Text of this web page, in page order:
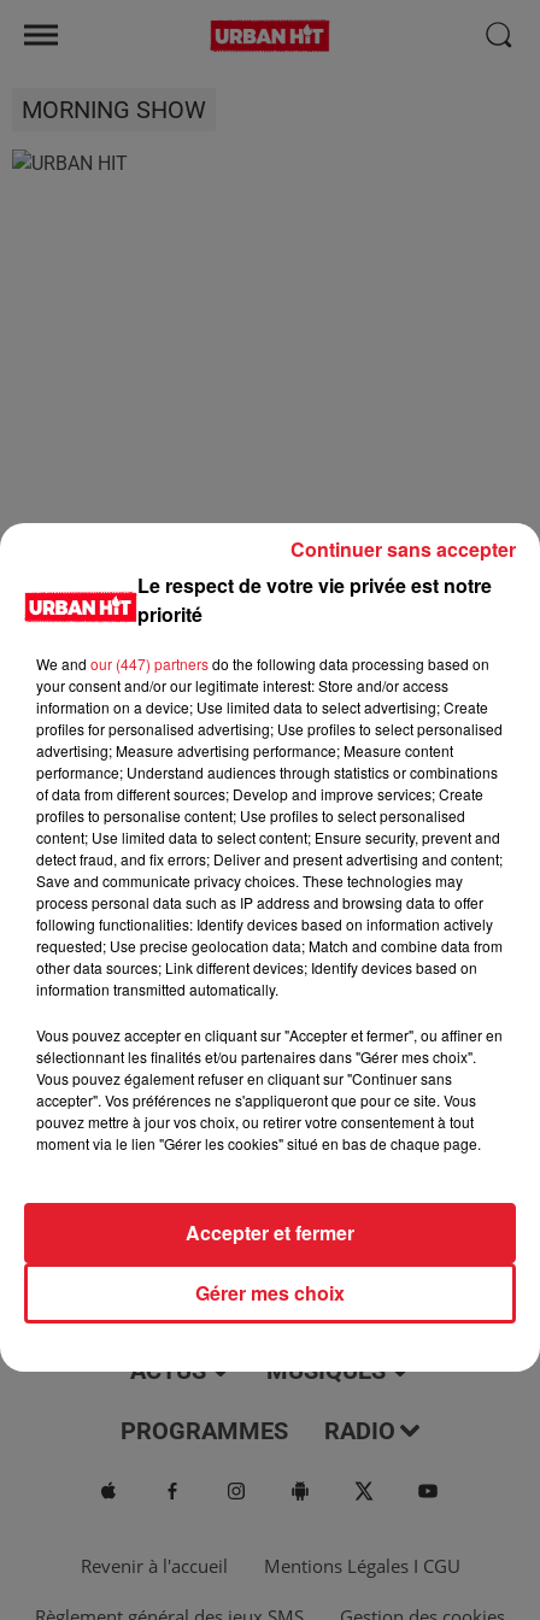
MORNING SHOW
0:00 3 min 18 sec
21 avril 2023 - 3 min 18 sec
Relance Sondage du 21/04/2023
Du lundi au vendredi, de 6h à 09h, retrouvez Evan, Sandro,
Aline et Laura pour vous réveiller sur Urban hit. Au
programme : le jeu des 30 secondes chrono, le sondage du
jour, l'info moulaga, le saviez-vous...
ACTUS MUSIQUES
PROGRAMMES RADIO
Revenir à l'accueil Mentions Légales I CGU
Le respect de votre vie privée est notre
priorité
We and our (447) partnersdo the following data processing based on
your consent and/or our legitimate interest: Store and/or access
information on a device; Use limited data to select advertising; Create
profiles for personalised advertising; Use profiles to select personalised
advertising; Measure advertising performance; Measure content
performance; Understand audiences through statistics or combinations
of data from different sources; Develop and improve services; Create
profiles to personalise content; Use profiles to select personalised
content; Use limited data to select content; Ensure security, prevent and
detect fraud, and fix errors; Deliver and present advertising and content;
Save and communicate privacy choices. These technologies may
process personal data such as IP address and browsing data to offer
following functionalities: Identify devices based on information actively
requested; Use precise geolocation data; Match and combine data from
other data sources; Link different devices; Identify devices based on
information transmitted automatically.
Vous pouvez accepter en cliquant sur "Accepter et fermer", ou affiner en
sélectionnant les finalités et/ou partenaires dans "Gérer mes choix".
Vous pouvez également refuser en cliquant sur "Continuer sans
accepter". Vos préférences ne s'appliqueront que pour ce site. Vous
pouvez mettre à jour vos choix, ou retirer votre consentement à tout
moment via le lien "Gérer les cookies" situé en bas de chaque page.
Gérer mes choix
Accepter et fermer
Continuer sans accepter